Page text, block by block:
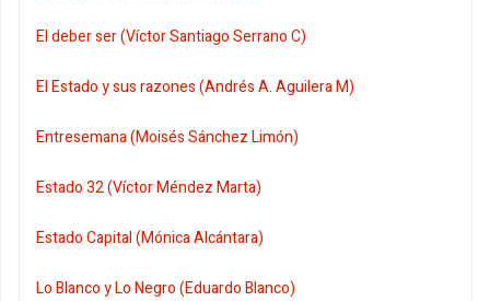
El deber ser (Víctor Santiago Serrano C)
El Estado y sus razones (Andrés A. Aguilera M)
Entresemana (Moisés Sánchez Limón)
Estado 32 (Víctor Méndez Marta)
Estado Capital (Mónica Alcántara)
Lo Blanco y Lo Negro (Eduardo Blanco)